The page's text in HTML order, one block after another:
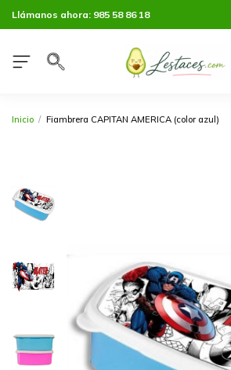
Llámanos ahora: 985 58 86 18
Inicio Fiambrera CAPITAN AMERICA (color azul)